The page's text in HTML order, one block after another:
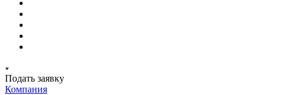
Подать заявку
Компания